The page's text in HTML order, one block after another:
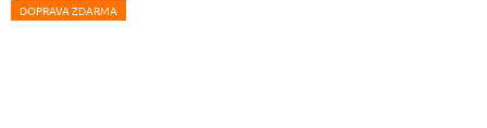
DOPRAVA ZDARMA